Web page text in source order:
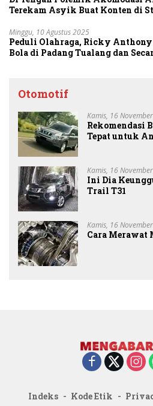
Terekam Asyik Buat Konten di
Minggu, 10 Agustus 2025
Peduli Olahraga, Ricky Anthony
Bola di Padang Tualang dan
Otomotif
Kamis, 16
Rekomendasi
Tepat untuk
Kamis, 16
Ini Dia
Trail T31
Kamis, 16
Cara Merawat
Indeks Kode Etik